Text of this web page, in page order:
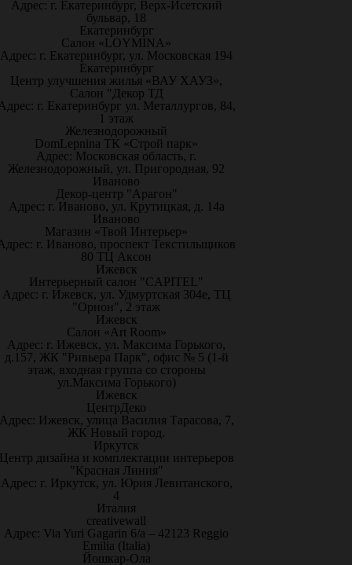
Адрес: г. Екатеринбург, Верх-Исетский
бульвар, 18
Екатеринбург
Салон «LOYMINA»
Адрес: г. Екатеринбург, ул. Московская 194
Екатеринбург
Центр улучшения жилья «ВАУ ХАУЗ»,
Салон "Декор ТД
г. Екатеринбург ул. Металлургов, 84,
1 этаж
Железнодорожный
DomLepnina ТК «Строй парк»
Адрес: Московская область, г.
Железнодорожный, ул. Пригородная, 92
Иваново
Декор-центр "Арагон"
Адрес: г. Иваново, ул. Крутицкая, д. 14а
Иваново
Магазин «Твой Интерьер»
г. Иваново, проспект Текстильщиков
80 ТЦ Аксон
Ижевск
Интерьерный салон "CAPITEL"
Адрес: г. Ижевск, ул. Удмуртская 304е, ТЦ
"Орион", 2 этаж
Ижевск
Салон «Art Room»
Адрес: г. Ижевск, ул. Максима Горького,
д.157, ЖК "Ривьера Парк", офис № 5 (1-й
этаж, входная группа со стороны
ул.Максима Горького)
Ижевск
ЦентрДеко
Ижевск, улица Василия Тарасова, 7,
ЖК Новый город.
Иркутск
дизайна и комплектации интерьеров
"Красная Линия"
Адрес: г. Иркутск, ул. Юрия Левитанского,
4
Италия
creativewall
Адрес: Via Yuri Gagarin 6/a – 42123 Reggio
Emilia (Italia)
Йошкар-Ола